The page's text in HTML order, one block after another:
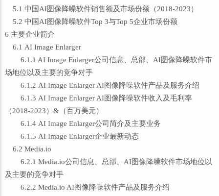
5.1 中国AI图像降噪软件销售额及市场份额（2018-2023）
5.2 中国AI图像降噪软件Top 3与Top 5企业市场份额
6 主要企业简介
6.1 AI Image Enlarger
6.1.1 AI Image Enlarger公司信息、总部、AI图像降噪软件市
场地位以及主要的竞争对手
6.1.2 AI Image Enlarger AI图像降噪软件产品及服务介绍
6.1.3 AI Image Enlarger AI图像降噪软件收入及毛利率
（2018-2023）&（百万美元）
6.1.4 AI Image Enlarger公司简介及主要业务
6.1.5 AI Image Enlarger企业最新动态
6.2 Media.io
6.2.1 Media.io公司信息、总部、AI图像降噪软件市场地位以
及主要的竞争对手
6.2.2 Media.io AI图像降噪软件产品及服务介绍